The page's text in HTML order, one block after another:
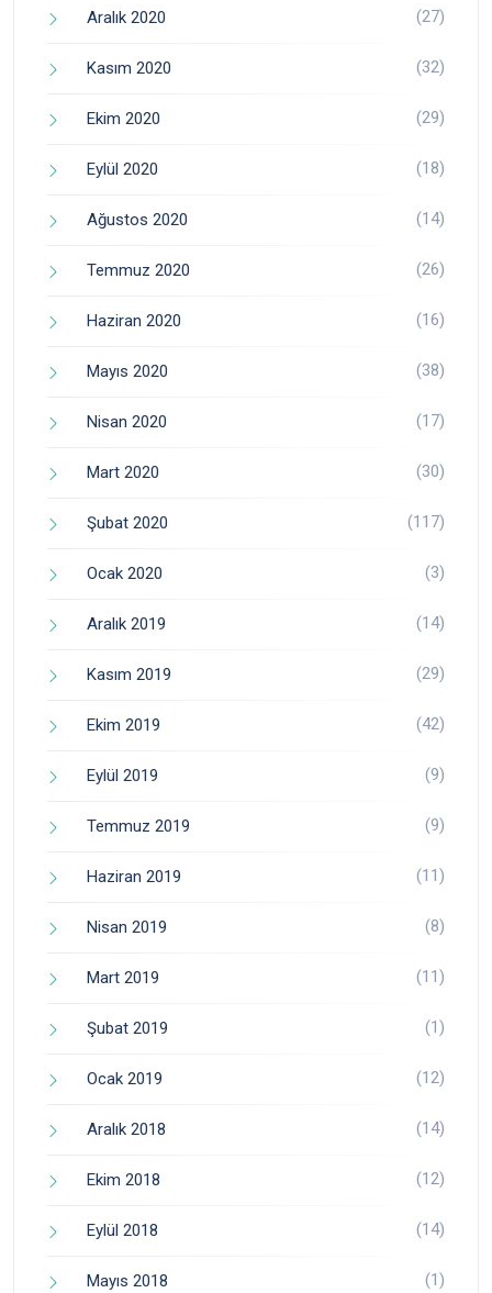
Aralık 2020 (27)
Kasım 2020 (32)
Ekim 2020 (29)
Eylül 2020 (18)
Ağustos 2020 (14)
Temmuz 2020 (26)
Haziran 2020 (16)
Mayıs 2020 (38)
Nisan 2020 (17)
Mart 2020 (30)
Şubat 2020 (117)
Ocak 2020 (3)
Aralık 2019 (14)
Kasım 2019 (29)
Ekim 2019 (42)
Eylül 2019 (9)
Temmuz 2019 (9)
Haziran 2019 (11)
Nisan 2019 (8)
Mart 2019 (11)
Şubat 2019 (1)
Ocak 2019 (12)
Aralık 2018 (14)
Ekim 2018 (12)
Eylül 2018 (14)
Mayıs 2018 (1)